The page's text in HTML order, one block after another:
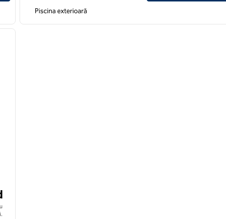
Piscina exterioară
imaginea următoare